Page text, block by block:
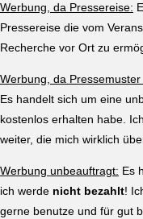
Werbung, da Pressereise:
Pressereise die vom
Recherche vor Ort zu
Werbung, da
Es handelt sich um eine
kostenlos erhalten habe.
weiter, die mich wirklich
Werbung unbeauftragt: Es
ich werde nicht bezahlt!
gerne benutze und für gut